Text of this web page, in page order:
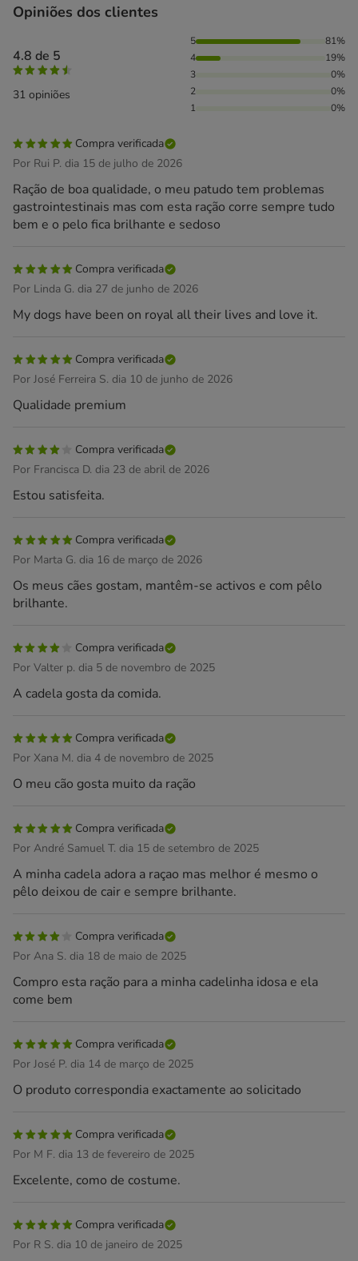
Opiniões dos clientes
4.8 de 5
31 opiniões
81% das pessoas avaliaram com 5 estrelas, 19% das
5
81%
4
19%
3
0%
2
0%
1
0%
Compra verificada
Por Rui P. dia 15 de julho de 2026
Ração de boa qualidade, o meu patudo tem problemas
gastrointestinais mas com esta ração corre sempre tudo
bem e o pelo fica brilhante e sedoso
Compra verificada
Por Linda G. dia 27 de junho de 2026
My dogs have been on royal all their lives and love it.
Compra verificada
Por José Ferreira S. dia 10 de junho de 2026
Qualidade premium
Compra verificada
Por Francisca D. dia 23 de abril de 2026
Estou satisfeita.
Compra verificada
Por Marta G. dia 16 de março de 2026
Os meus cães gostam, mantêm-se activos e com pêlo
brilhante.
Compra verificada
Por Valter p. dia 5 de novembro de 2025
A cadela gosta da comida.
Compra verificada
Por Xana M. dia 4 de novembro de 2025
O meu cão gosta muito da ração
Compra verificada
Por André Samuel T. dia 15 de setembro de 2025
A minha cadela adora a raçao mas melhor é mesmo o
pêlo deixou de cair e sempre brilhante.
Compra verificada
Por Ana S. dia 18 de maio de 2025
Compro esta ração para a minha cadelinha idosa e ela
come bem
Compra verificada
Por José P. dia 14 de março de 2025
O produto correspondia exactamente ao solicitado
Compra verificada
Por M F. dia 13 de fevereiro de 2025
Excelente, como de costume.
Compra verificada
Por R S. dia 10 de janeiro de 2025